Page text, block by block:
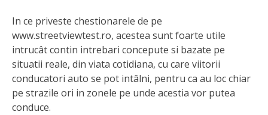
In ce priveste chestionarele de pe
www.streetviewtest.ro, acestea sunt foarte utile
intrucât contin intrebari concepute si bazate pe
situatii reale, din viata cotidiana, cu care viitorii
conducatori auto se pot intâlni, pentru ca au loc chiar
pe strazile ori in zonele pe unde acestia vor putea
conduce.